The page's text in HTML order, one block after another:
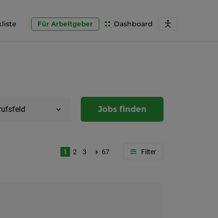
Dashboard
Für Arbeitgeber
Jobs finden
1 2 3 67